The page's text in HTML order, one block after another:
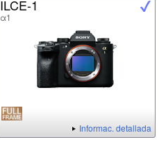
ILCE-1
α1
Informac. detallada